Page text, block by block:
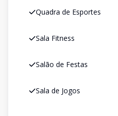
Quadra de Esportes
Sala Fitness
Salão de Festas
Sala de Jogos